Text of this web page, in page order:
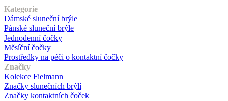
Kategorie
Dámské sluneční brýle
Pánské sluneční brýle
Jednodenní čočky
Měsíční čočky
Prostředky na péči o kontaktní čočky
Značky
Kolekce Fielmann
Značky slunečních brýlí
Značky kontaktních čoček